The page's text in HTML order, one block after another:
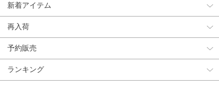
新着アイテム
再入荷
予約販売
ランキング